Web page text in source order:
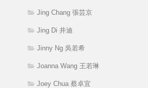
Jing Chang 張芸京
Jing Di 井迪
Jinny Ng 吳若希
Joanna Wang 王若琳
Joey Chua 蔡卓宜